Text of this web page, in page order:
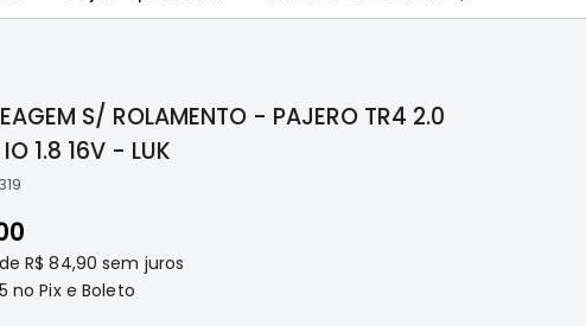
S/ ROLAMENTO - PAJERO TR4 2.0
1.8 16V - LUK
de R$ 84,90 sem juros
no Pix e Boleto